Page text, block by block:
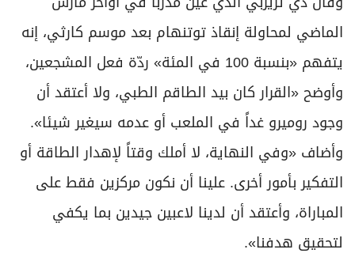
الماضي لمحاولة إنقاذ توتنهام بعد موسم كارثي، إنه
يتفهم «بنسبة 100 في المئة» ردّة فعل المشجعين،
وأوضح «القرار كان بيد الطاقم الطبي، ولا أعتقد أن
وجود روميرو غداً في الملعب أو عدمه سيغير شيئا».
وأضاف «وفي النهاية، لا أملك وقتاً لإهدار الطاقة أو
التفكير بأمور أخرى. علينا أن نكون مركزين فقط على
المباراة، وأعتقد أن لدينا لاعبين جيدين بما يكفي
لتحقيق هدفنا».